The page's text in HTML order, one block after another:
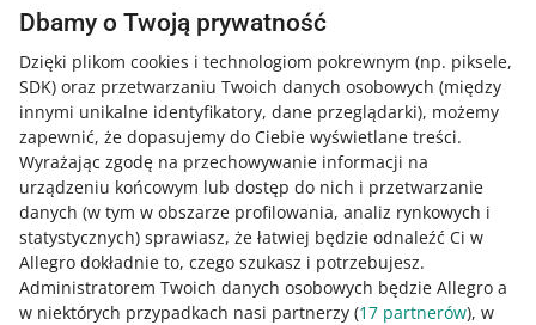
Dbamy o Twoją prywatność
Dzięki plikom cookies i technologiom pokrewnym (np. piksele,
SDK) oraz przetwarzaniu Twoich danych osobowych (między
innymi unikalne identyfikatory, dane przeglądarki), możemy
zapewnić, że dopasujemy do Ciebie wyświetlane treści.
Wyrażając zgodę na przechowywanie informacji na
urządzeniu końcowym lub dostęp do nich i przetwarzanie
danych (w tym w obszarze profilowania, analiz rynkowych i
statystycznych) sprawiasz, że łatwiej będzie odnaleźć Ci w
Allegro dokładnie to, czego szukasz i potrzebujesz.
Administratorem Twoich danych osobowych będzie Allegro a
w niektórych przypadkach nasi partnerzy (17 partnerów), w
grafiki, która prezentuje Twój produkt, markę lub
kategorię ofert. Dzięki niej kupujący mogą zapoznać się z
Twoją ofertą na przykład na stronie podziękowania za
zakup.
CZYTAJ WIĘCEJ